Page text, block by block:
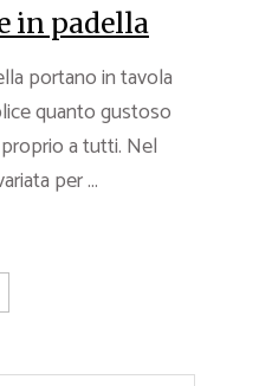
in padella
portano in tavola
quanto gustoso
a tutti. Nel
per ...